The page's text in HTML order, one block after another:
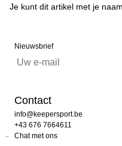
Je kunt dit artikel met je
Nieuwsbrief
Contact
info@keepersport.be
+43 676 7664611
Chat met ons